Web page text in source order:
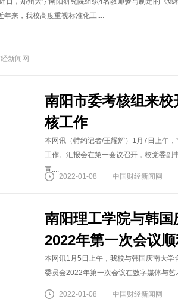
年来，我校高度重视标准化工....
新闻网
南阳市委考核组来
核工作
本网讯（特约记者/王耀辉）1月7日上午
工作。汇报会在第一会议召开，校党委副
宣....
2022-01-08
中国财经新闻网
南阳理工学院与韩
2022年第一次会议
本网讯1月5日上午，我校与韩国庆南大
委员会2022年第一次会议在数字媒体与
2022-01-08 中国财经新闻网